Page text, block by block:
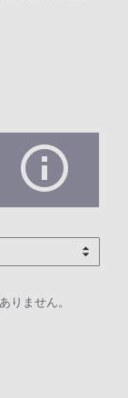
りません。